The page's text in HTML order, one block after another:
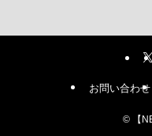
お問い合わせ
©【